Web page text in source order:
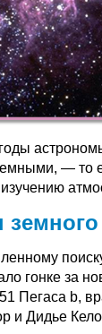
— то
земного
гонке за
51 Пегаса b,
и Дидье Кело